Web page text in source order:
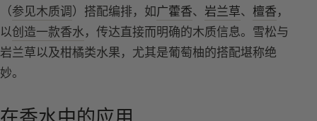
（参见木质调）搭配编排，如广藿香、 岩兰草、 檀香，
以创造一款香水，传达直接而明确的木质信息。雪松与
岩兰草以及柑橘类水果，尤其是葡萄柚的搭配堪称绝
妙。